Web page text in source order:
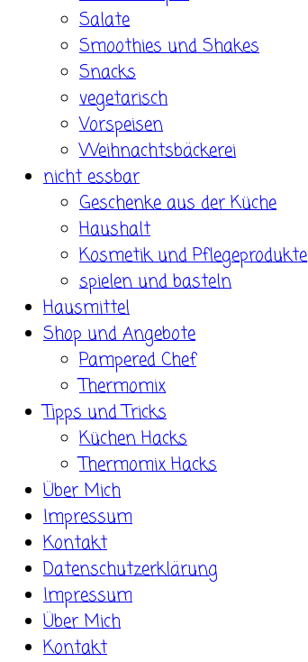
Salate
Smoothies und Shakes
Snacks
vegetarisch
Vorspeisen
Weihnachtsbäckerei
nicht essbar
Geschenke aus der Küche
Haushalt
Kosmetik und Pflegeprodukte
spielen und basteln
Hausmittel
Shop und Angebote
Pampered Chef
Thermomix
Tipps und Tricks
Küchen Hacks
Thermomix Hacks
Über Mich
Impressum
Kontakt
Datenschutzerklärung
Impressum
Über Mich
Kontakt